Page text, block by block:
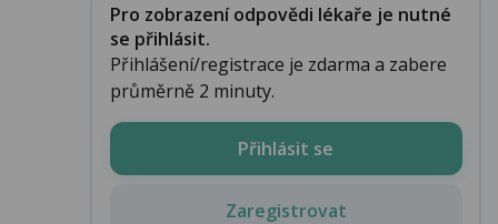
Pro zobrazení odpovědi lékaře je nutné
se přihlásit.
Přihlášení/registrace je zdarma a zabere
průměrně 2 minuty.
Přihlásit se
Zaregistrovat